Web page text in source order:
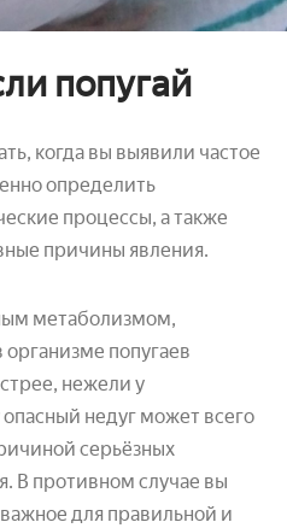
попугай
когда вы выявили частое
определить
процессы, а также
причины явления.
метаболизмом,
попугаев
нежели у
недуг может всего
серьёзных
В противном случае вы
для правильной и